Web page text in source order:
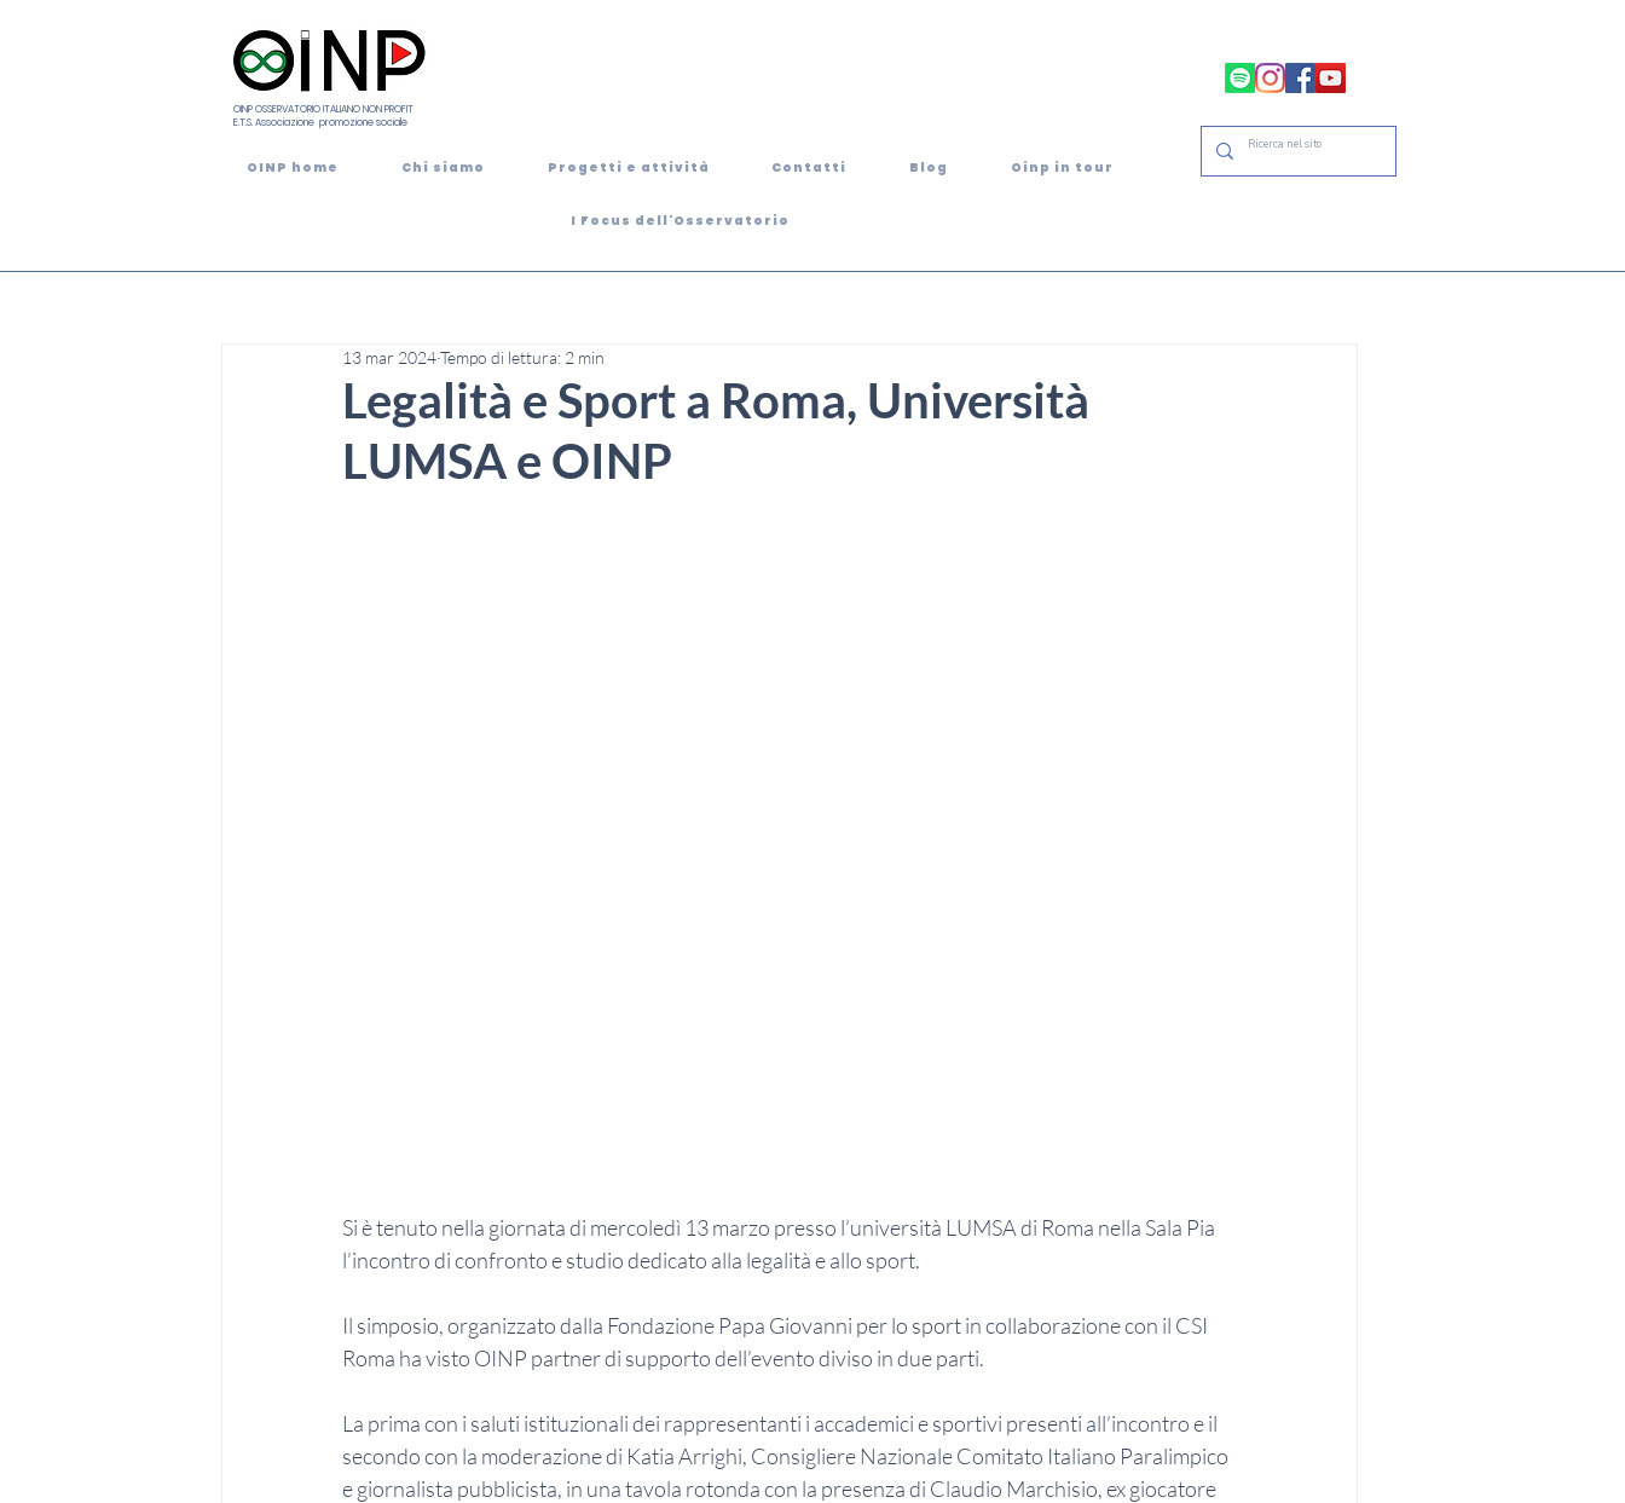
OINP OSSERVATORIO ITALIANO NON PROFIT
E.T.S. Associazione promozione sociale
OINP home Chi siamo Progetti e attività Contatti Blog Oinp in tour
I Focus dell'Osservatorio
Legalità e Sport a Roma, Università
LUMSA e OINP
13 mar 2024Tempo di lettura: 2 min
Si è tenuto nella giornata di mercoledì 13 marzo presso l’università LUMSA di Roma nella Sala Pia
l’incontro di confronto e studio dedicato alla legalità e allo sport.
Il simposio, organizzato dalla Fondazione Papa Giovanni per lo sport in collaborazione con il CSI
Roma ha visto OINP partner di supporto dell’evento diviso in due parti.
La prima con i saluti istituzionali dei rappresentanti i accademici e sportivi presenti all’incontro e il
secondo con la moderazione di Katia Arrighi, Consigliere Nazionale Comitato Italiano Paralimpico
e giornalista pubblicista, in una tavola rotonda con la presenza di Claudio Marchisio, ex giocatore